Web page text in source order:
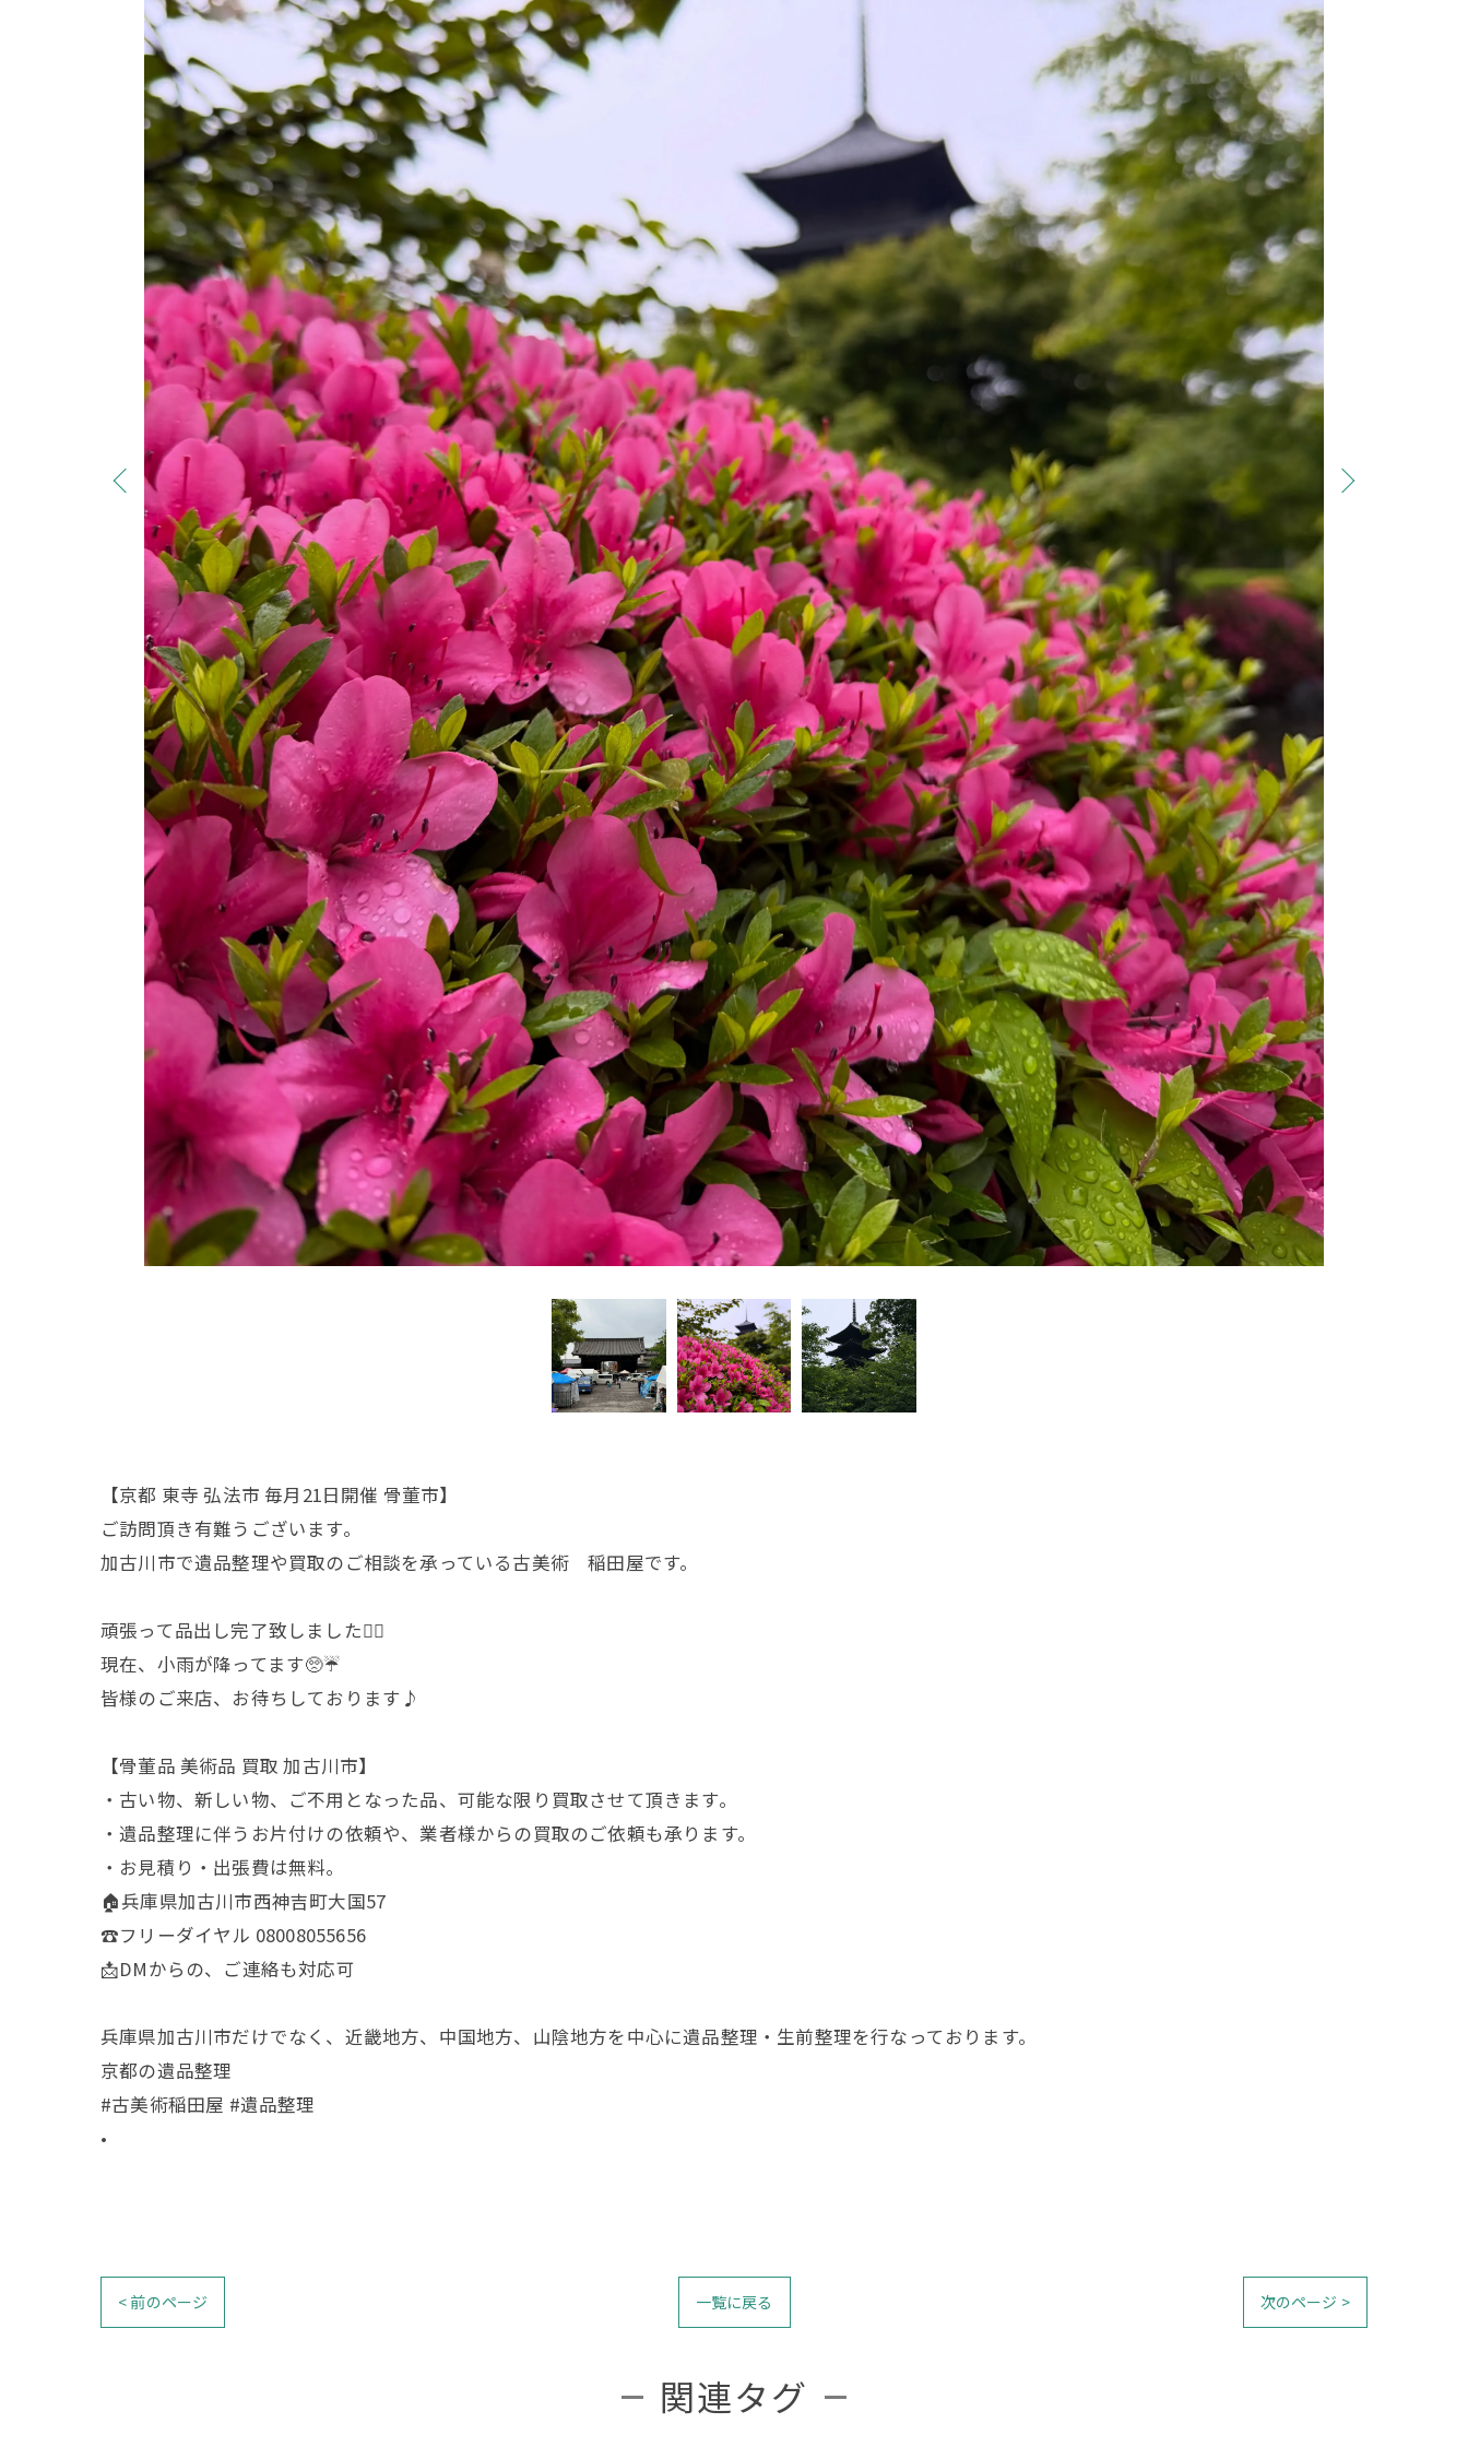
【京都 東寺 弘法市 毎月21日開催 骨董市】
ご訪問頂き有難うございます。
加古川市で遺品整理や買取のご相談を承っている古美術 稲田屋です。
頑張って品出し完了致しました😮‍💨
現在、小雨が降ってます🥺☔️
皆様のご来店、お待ちしております♪
【骨董品 美術品 買取 加古川市】
・古い物、新しい物、ご不用となった品、可能な限り買取させて頂きます。
・遺品整理に伴うお片付けの依頼や、業者様からの買取のご依頼も承ります。
・お見積り・出張費は無料。
🏠兵庫県加古川市西神吉町大国57
☎️フリーダイヤル 08008055656
📩DMからの、ご連絡も対応可
兵庫県加古川市だけでなく、近畿地方、中国地方、山陰地方を中心に遺品整理・生前整理を行なっております。
京都の遺品整理
#古美術稲田屋 #遺品整理
•
< 前のページ 一覧に戻る 次のページ >
関連タグ